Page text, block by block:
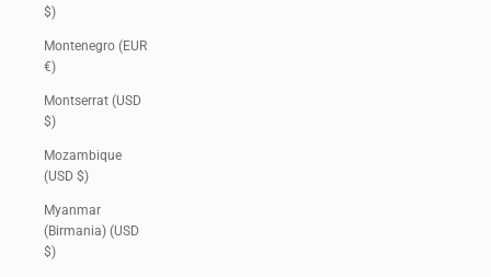
$)
Montenegro (EUR
€)
Montserrat (USD
$)
Mozambique
(USD $)
Myanmar
(Birmania) (USD
$)